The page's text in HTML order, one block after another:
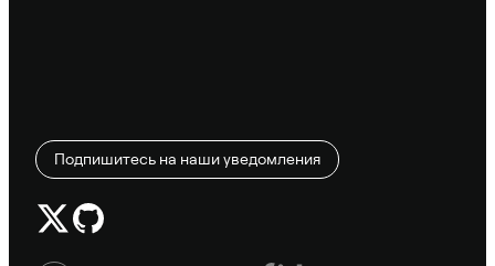
Подпишитесь на наши уведомления